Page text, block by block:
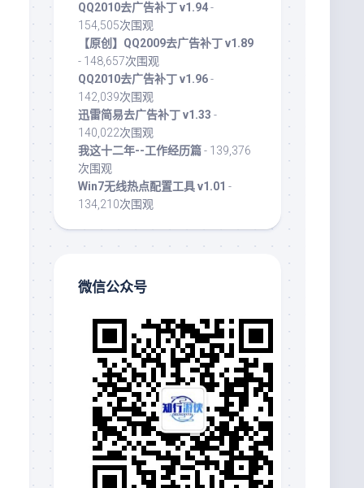
QQ2010去广告补丁 v1.94-
154,505次围观
【原创】QQ2009去广告补丁 v1.89
- 148,657次围观
QQ2010去广告补丁 v1.96-
142,039次围观
迅雷简易去广告补丁 v1.33 -
140,022次围观
我这十二年--工作经历篇- 139,376
次围观
Win7无线热点配置工具 v1.01 -
134,210次围观
微信公众号